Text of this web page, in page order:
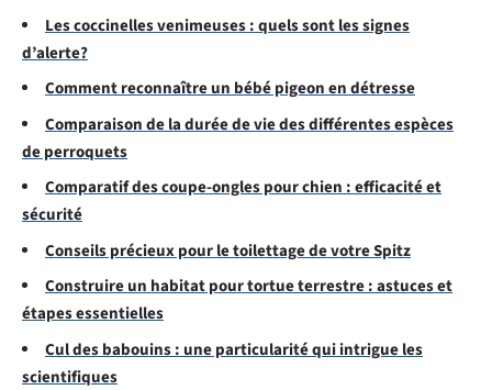
Les coccinelles venimeuses : quels sont les signes
d’alerte?
Comment reconnaître un bébé pigeon en détresse
Comparaison de la durée de vie des différentes espèces
de perroquets
Comparatif des coupe-ongles pour chien : efficacité et
sécurité
Conseils précieux pour le toilettage de votre Spitz
Construire un habitat pour tortue terrestre : astuces et
étapes essentielles
Cul des babouins : une particularité qui intrigue les
scientifiques